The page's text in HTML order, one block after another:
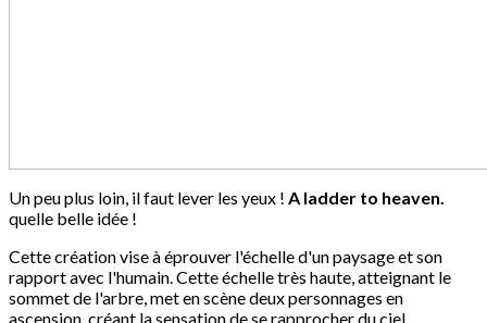
Un peu plus loin, il faut lever les yeux ! A ladder to heaven.
quelle belle idée !
Cette création vise à éprouver l'échelle d'un paysage et son
rapport avec l'humain. Cette échelle très haute, atteignant le
sommet de l'arbre, met en scène deux personnages en
ascension, créant la sensation de se rapprocher du ciel.